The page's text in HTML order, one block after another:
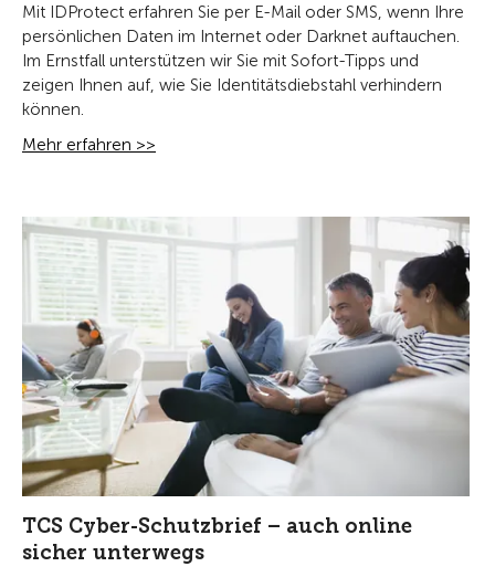
Mit IDProtect erfahren Sie per E-Mail oder SMS, wenn Ihre
persönlichen Daten im Internet oder Darknet auftauchen.
Im Ernstfall unterstützen wir Sie mit Sofort-Tipps und
zeigen Ihnen auf, wie Sie Identitätsdiebstahl verhindern
können.
Mehr erfahren >>
TCS Cyber-Schutzbrief – auch online
sicher unterwegs